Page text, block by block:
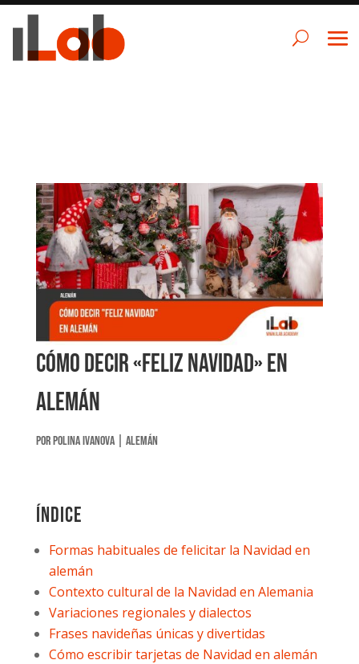
Cómo decir «Feliz Navidad» en
alemán
porPolina Ivanova| Alemán
Índice
Formas habituales de felicitar la Navidad en
alemán
Contexto cultural de la Navidad en Alemania
Variaciones regionales y dialectos
Frases navideñas únicas y divertidas
Cómo escribir tarjetas de Navidad en alemán